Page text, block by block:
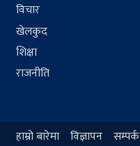
विचार
खेलकुद
शिक्षा
राजनीति
हाम्रो बारेमा विज्ञापन सम्पर्क